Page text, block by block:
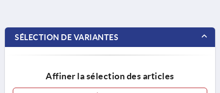
SÉLECTION DE VARIANTES
Affiner la sélection des articles